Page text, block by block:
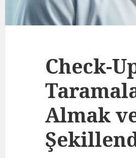
Check-
Almak